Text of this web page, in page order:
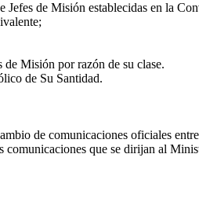
de Misión establecidas en la
Misión por razón de su clase.
de Su Santidad.
de comunicaciones oficiales
que se dirijan al